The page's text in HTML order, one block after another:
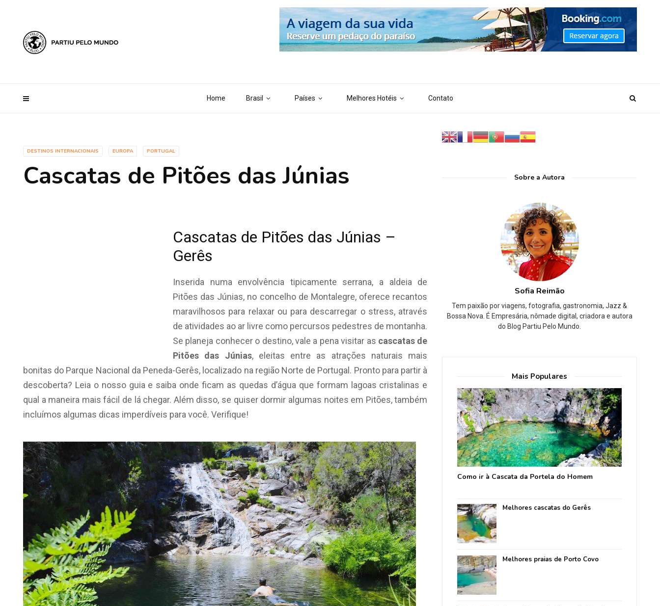
Home Brasil Países Melhores Hotéis Contato
DESTINOS INTERNACIONAIS EUROPA PORTUGAL
Cascatas de Pitões das Júnias
Cascatas de Pitões das Júnias –
Gerês
Inserida numa envolvência tipicamente serrana, a aldeia de
Pitões das Júnias, no concelho de Montalegre, oferece recantos
maravilhosos para relaxar ou para descarregar o stress, através
de atividades ao ar livre como percursos pedestres de montanha.
Se planeja conhecer o destino, vale a pena visitar as cascatas de
Pitões das Júnias, eleitas entre as atrações naturais mais
bonitas do Parque Nacional da Peneda-Gerês, localizado na região Norte de Portugal. Pronto para partir à
descoberta? Leia o nosso guia e saiba onde ficam as quedas d’água que formam lagoas cristalinas e
qual a maneira mais fácil de lá chegar. Além disso, se quiser dormir algumas noites em Pitões, também
incluímos algumas dicas imperdíveis para você. Verifique!
Sobre a Autora
Sofia Reimão
Tem paixão por viagens, fotografia, gastronomia, Jazz &
Bossa Nova. É Empresária, nômade digital, criadora e autora
do Blog Partiu Pelo Mundo.
Mais Populares
Como ir à Cascata da Portela do Homem
Melhores cascatas do Gerês
Melhores praias de Porto Covo